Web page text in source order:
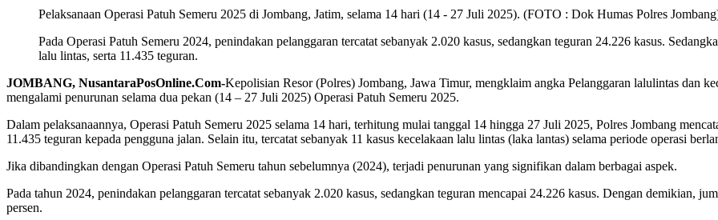
Pelaksanaan Operasi Patuh Semeru 2025 di Jombang, Jatim, selama 14 hari (14 - 27 Juli 2025). (FOTO : Dok Humas Polres
Pada Operasi Patuh Semeru 2024, penindakan pelanggaran tercatat sebanyak 2.020 kasus, sedangkan teguran 24.226 kasus.
lalu lintas, serta 11.435 teguran.
JOMBANG, NusantaraPosOnline.Com-Kepolisian Resor (Polres) Jombang, Jawa Timur, mengklaim angka Pelanggaran lalulintas dan
mengalami penurunan selama dua pekan (14 – 27 Juli 2025) Operasi Patuh Semeru 2025.
Dalam pelaksanaannya, Operasi Patuh Semeru 2025 selama 14 hari, terhitung mulai tanggal 14 hingga 27 Juli 2025, Polres Jombang
11.435 teguran kepada pengguna jalan. Selain itu, tercatat sebanyak 11 kasus kecelakaan lalu lintas (laka lantas) selama periode operasi
Jika dibandingkan dengan Operasi Patuh Semeru tahun sebelumnya (2024), terjadi penurunan yang signifikan dalam berbagai aspek.
Pada tahun 2024, penindakan pelanggaran tercatat sebanyak 2.020 kasus, sedangkan teguran mencapai 24.226 kasus. Dengan demikian,
persen.